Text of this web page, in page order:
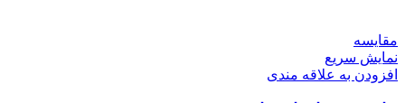
مقايسه
نمایش سریع
افزودن به علاقه مندی